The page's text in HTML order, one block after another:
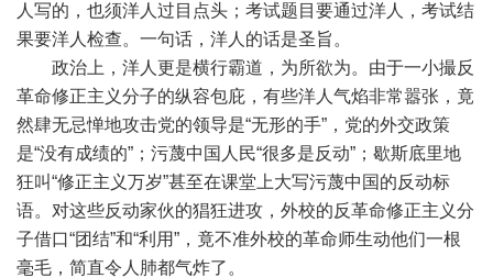
人写的，也须洋人过目点头；考试题目要通过洋人，考试结
果要洋人检查。一句话，洋人的话是圣旨。
政治上，洋人更是横行霸道，为所欲为。由于一小撮反
革命修正主义分子的纵容包庇，有些洋人气焰非常嚣张，竟
然肆无忌惮地攻击党的领导是“无形的手”，党的外交政策
是“没有成绩的”；污蔑中国人民“很多是反动”；歇斯底里地
狂叫“修正主义万岁”甚至在课堂上大写污蔑中国的反动标
语。对这些反动家伙的猖狂进攻，外校的反革命修正主义分
子借口“团结”和“利用”，竟不准外校的革命师生动他们一根
毫毛，简直令人肺都气炸了。